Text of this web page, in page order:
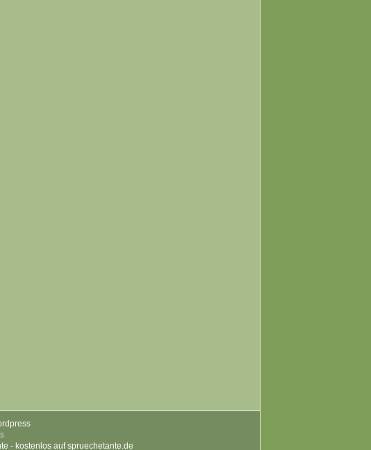
- kostenlos auf spruechetante.de